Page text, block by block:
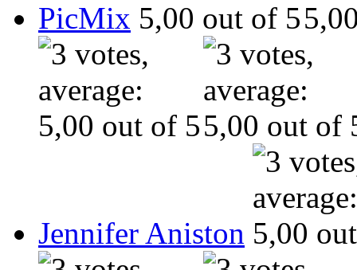
PicMix
Jennifer Aniston